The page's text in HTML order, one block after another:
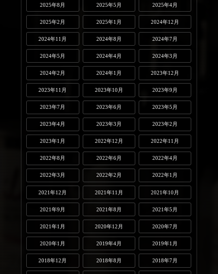
2025年8月 2025年5月 2025年4月
2025年2月 2025年1月 2024年12月
2024年11月 2024年8月 2024年7月
2024年5月 2024年4月 2024年3月
2024年2月 2024年1月 2023年12月
2023年11月 2023年10月 2023年9月
2023年7月 2023年6月 2023年5月
2023年4月 2023年3月 2023年2月
2023年1月 2022年12月 2022年11月
2022年8月 2022年6月 2022年4月
2022年3月 2022年2月 2022年1月
2021年12月 2021年11月 2021年10月
2021年9月 2021年8月 2021年5月
2021年1月 2020年12月 2020年7月
2020年1月 2019年4月 2019年1月
2018年12月 2018年8月 2018年7月